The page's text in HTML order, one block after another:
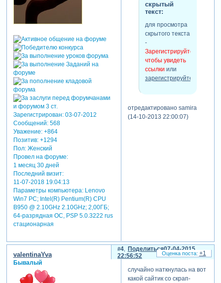
Зарегистрирован: 03-07-2012
Сообщений:568
Уважение: +864
Позитив: +1294
Пол:Женский
Провел на форуме:
1 месяц 30 дней
Последний визит:
11-07-2018 19:04:13
Параметры компьютера:Lenovo
Win7 PC; Intel(R) Pentium(R) CPU
B950 @ 2.10GHz 2.10GHz; 2,00ГБ;
64-разрядная ОС, PSP 5.0.3222 rus
стационарная
скрытый
текст:
для просмотра
скрытого текста
-
Зарегистрируйтесь,
чтобы увидеть
ссылки или
зарегистрируйтесь
отредактировано samira
(14-10-2013 22:00:07)
Поделиться
4
07-04-2015
22:56:52
valentinaYva
Бывалый
случайно наткнулась на вот
какой сайтик со скрап-
+1